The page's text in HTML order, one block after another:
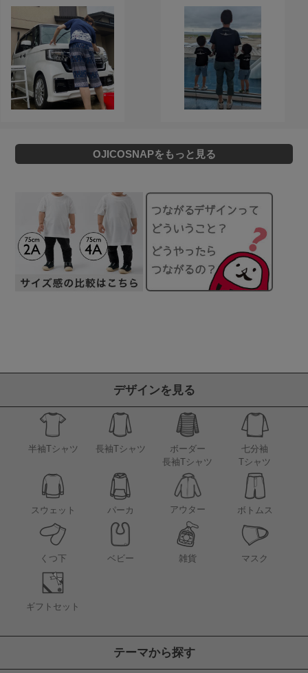
OJICOSNAPをもっと見る
デザインを見る
半袖Tシャツ 長袖Tシャツ
ボーダー
長袖Tシャツ
七分袖
Tシャツ
スウェット パーカ アウター ボトムス
くつ下 ベビー 雑貨 マスク
ギフトセット
テーマから探す